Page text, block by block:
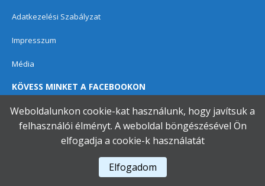
Adatkezelési Szabályzat
Impresszum
Média
KÖVESS MINKET A FACEBOOKON
Dunavarsányi Közös Önkormányzati Hivatal
Weboldalunkon cookie-kat használunk, hogy javítsuk a
felhasználói élményt. A weboldal böngészésével Ön
elfogadja a cookie-k használatát
Elfogadom